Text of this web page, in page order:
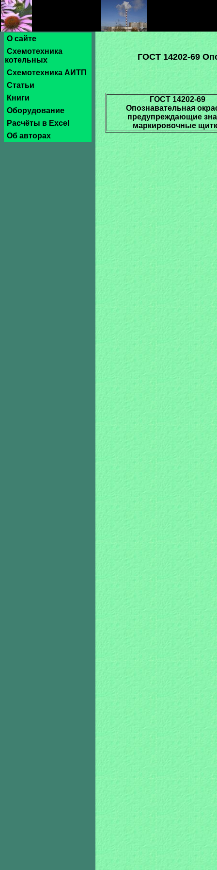
О сайте
Схемотехника
котельных
Схемотехника АИТП
Статьи
Книги
Оборудование
Расчёты в Excel
Об авторах
ГОСТ 14202-69
ГОСТ 14202-69
Опознавательная
предупреждающие
маркировочные